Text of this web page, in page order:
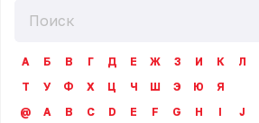
А Б В Г Д Е Ж З И К Л
Т
У Ф Х Ц Ч Ш Э Ю
Я
@
A B C D E F G H I J